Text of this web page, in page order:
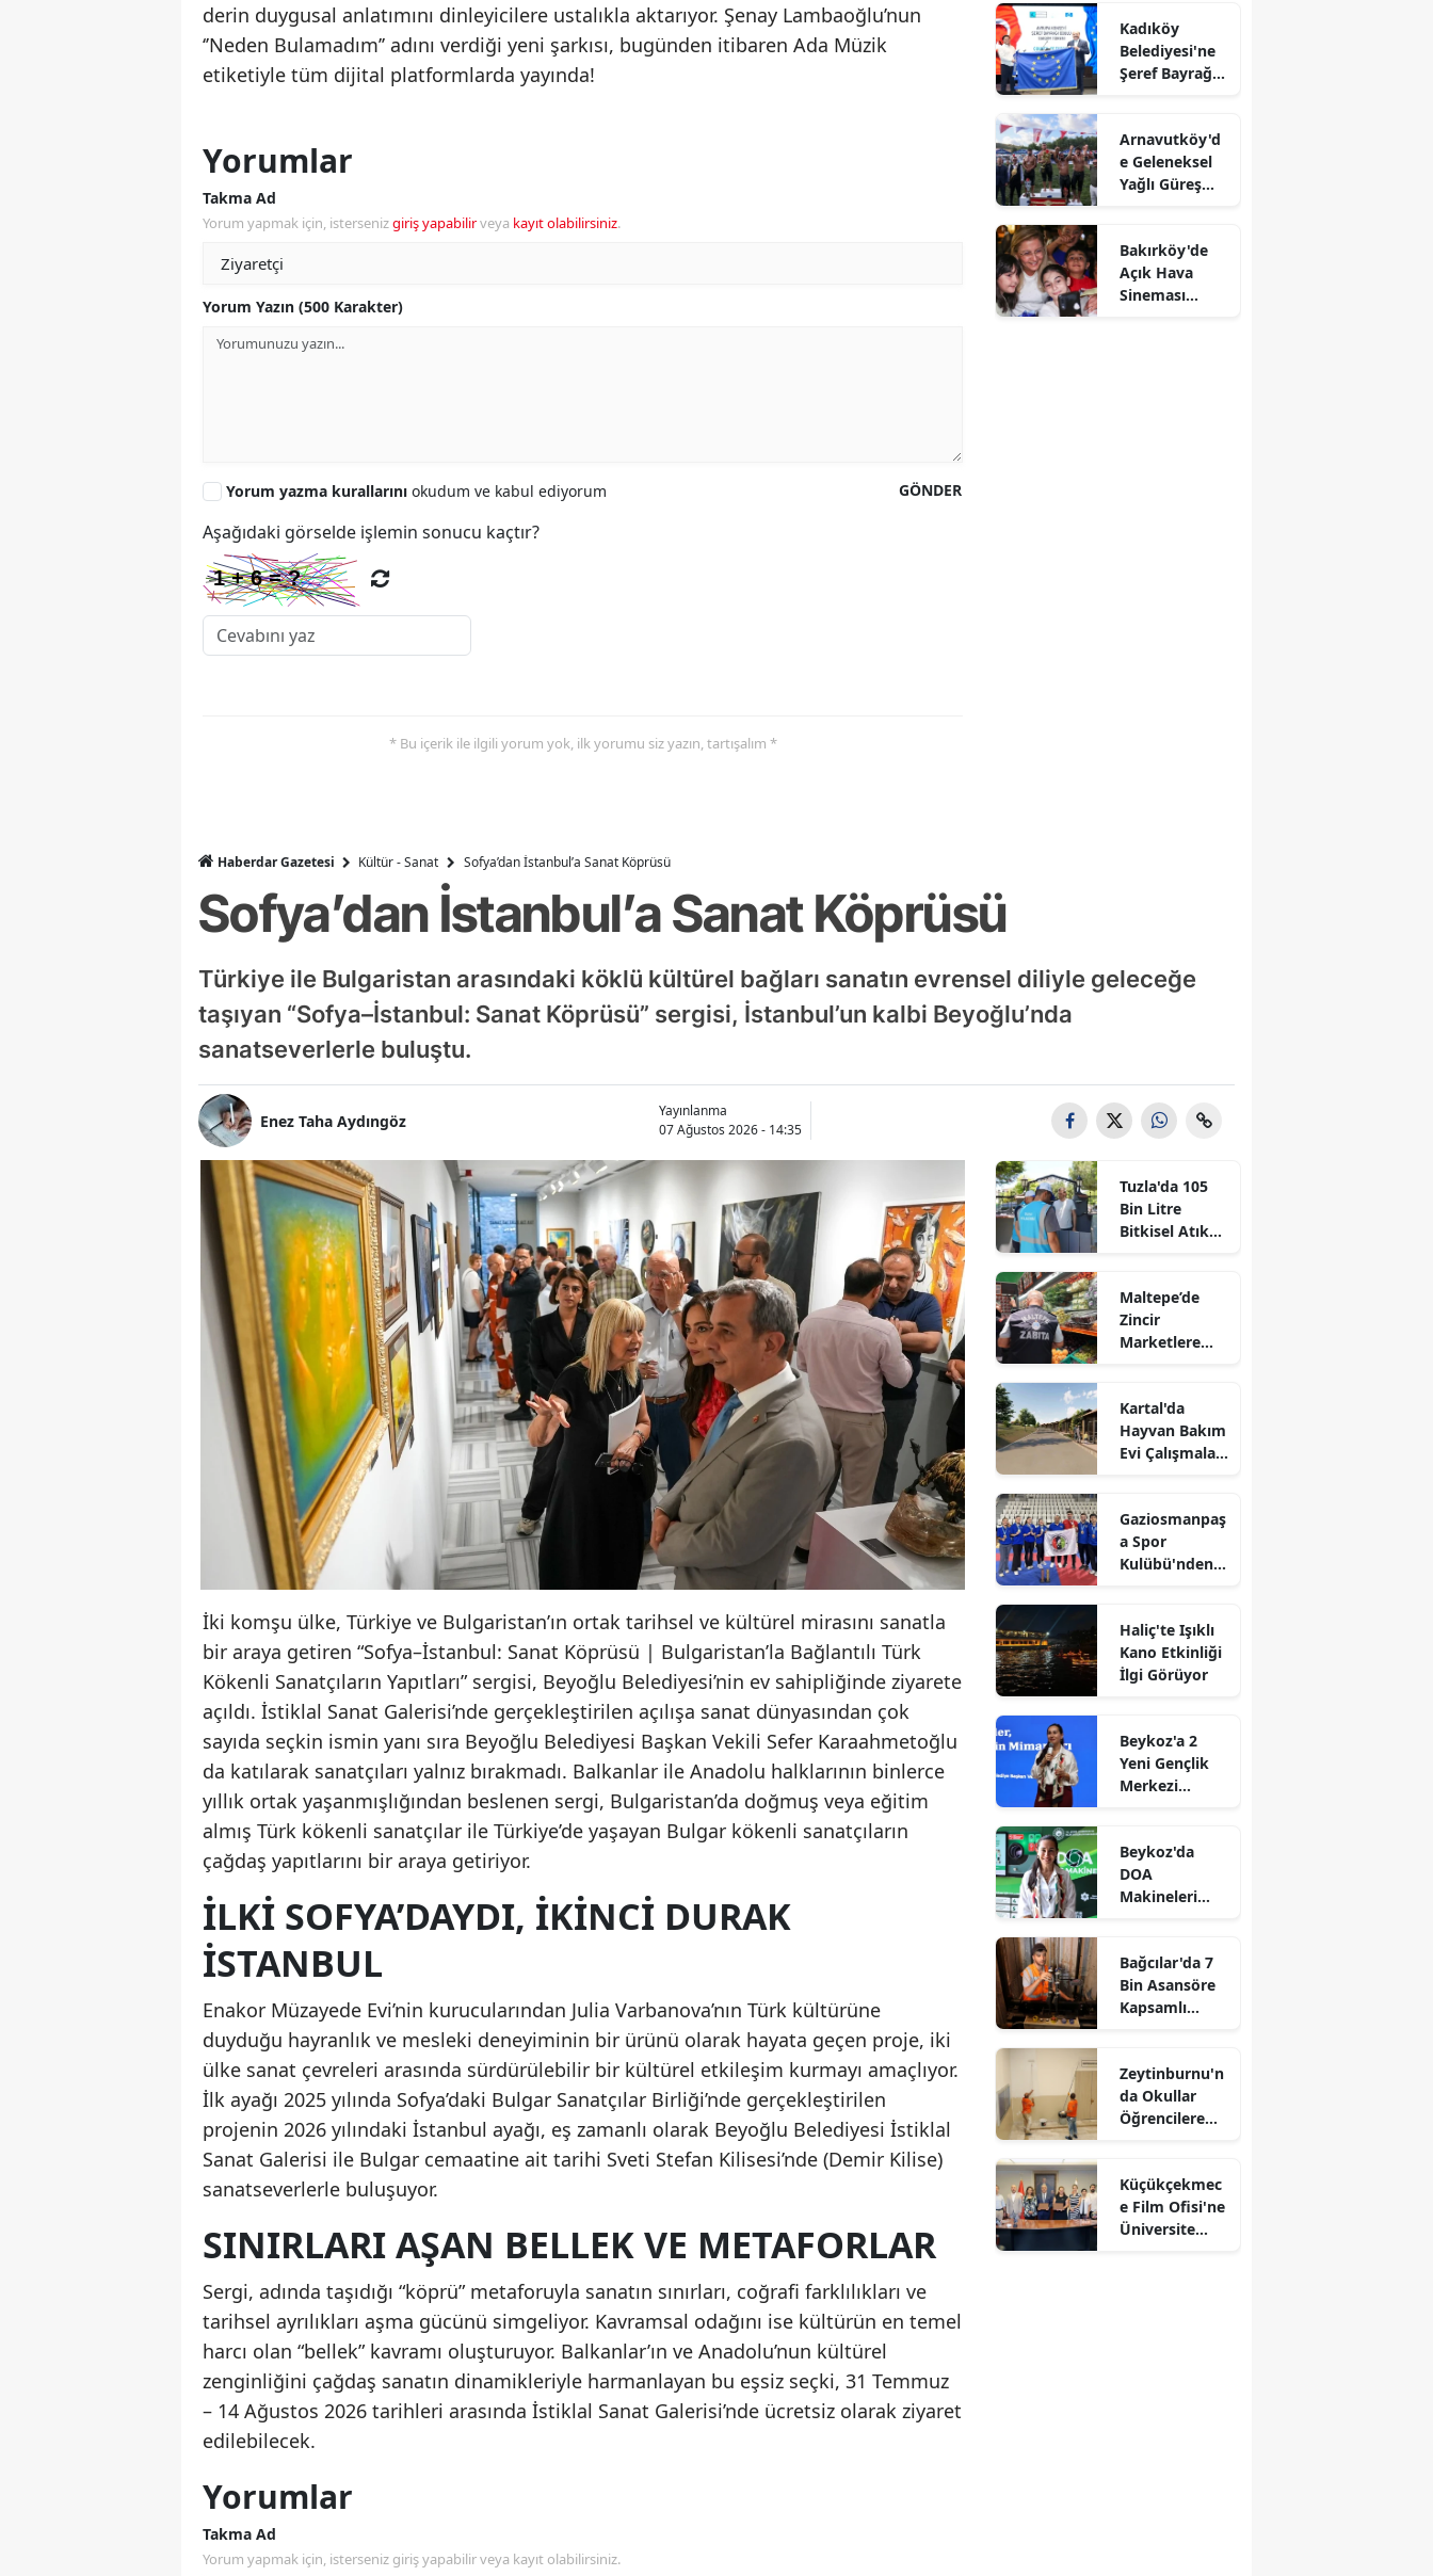
derin duygusal anlatımını dinleyicilere ustalıkla aktarıyor. Şenay Lambaoğlu’nun
‘’Neden Bulamadım’’ adını verdiği yeni şarkısı, bugünden itibaren Ada Müzik
etiketiyle tüm dijital platformlarda yayında!
Yorumlar
Takma Ad
Yorum yapmak için, istersenizgiriş yapabilirveya kayıt olabilirsiniz.
Yorum Yazın (500 Karakter)
GÖNDER
Yorum yazma kurallarını okudum ve kabul ediyorum
Aşağıdaki görselde işlemin sonucu kaçtır?
* Bu içerik ile ilgili yorum yok, ilk yorumu siz yazın, tartışalım *
Kadıköy
Belediyesi'ne
Şeref Bayrağı
Arnavutköy'd
e Geleneksel
Yağlı Güreş
Bakırköy'de
Açık Hava
Sineması
Haberdar Gazetesi Kültür - Sanat Sofya’dan İstanbul’a Sanat Köprüsü
Sofya’dan İstanbul’a Sanat Köprüsü
Türkiye ile Bulgaristan arasındaki köklü kültürel bağları sanatın evrensel diliyle geleceğe
taşıyan “Sofya–İstanbul: Sanat Köprüsü” sergisi, İstanbul’un kalbi Beyoğlu’nda
sanatseverlerle buluştu.
Enez Taha Aydıngöz
Yayınlanma
07 Ağustos 2026 - 14:35
İki komşu ülke, Türkiye ve Bulgaristan’ın ortak tarihsel ve kültürel mirasını sanatla
bir araya getiren “Sofya–İstanbul: Sanat Köprüsü | Bulgaristan’la Bağlantılı Türk
Kökenli Sanatçıların Yapıtları” sergisi, Beyoğlu Belediyesi’nin ev sahipliğinde ziyarete
açıldı. İstiklal Sanat Galerisi’nde gerçekleştirilen açılışa sanat dünyasından çok
sayıda seçkin ismin yanı sıra Beyoğlu Belediyesi Başkan Vekili Sefer Karaahmetoğlu
da katılarak sanatçıları yalnız bırakmadı. Balkanlar ile Anadolu halklarının binlerce
yıllık ortak yaşanmışlığından beslenen sergi, Bulgaristan’da doğmuş veya eğitim
almış Türk kökenli sanatçılar ile Türkiye’de yaşayan Bulgar kökenli sanatçıların
çağdaş yapıtlarını bir araya getiriyor.
İLKİ SOFYA’DAYDI, İKİNCİ DURAK
İSTANBUL
Enakor Müzayede Evi’nin kurucularından Julia Varbanova’nın Türk kültürüne
duyduğu hayranlık ve mesleki deneyiminin bir ürünü olarak hayata geçen proje, iki
ülke sanat çevreleri arasında sürdürülebilir bir kültürel etkileşim kurmayı amaçlıyor.
İlk ayağı 2025 yılında Sofya’daki Bulgar Sanatçılar Birliği’nde gerçekleştirilen
projenin 2026 yılındaki İstanbul ayağı, eş zamanlı olarak Beyoğlu Belediyesi İstiklal
Sanat Galerisi ile Bulgar cemaatine ait tarihi Sveti Stefan Kilisesi’nde (Demir Kilise)
sanatseverlerle buluşuyor.
SINIRLARI AŞAN BELLEK VE METAFORLAR
Sergi, adında taşıdığı “köprü” metaforuyla sanatın sınırları, coğrafi farklılıkları ve
tarihsel ayrılıkları aşma gücünü simgeliyor. Kavramsal odağını ise kültürün en temel
harcı olan “bellek” kavramı oluşturuyor. Balkanlar’ın ve Anadolu’nun kültürel
zenginliğini çağdaş sanatın dinamikleriyle harmanlayan bu eşsiz seçki, 31 Temmuz
– 14 Ağustos 2026 tarihleri arasında İstiklal Sanat Galerisi’nde ücretsiz olarak ziyaret
edilebilecek.
Yorumlar
Takma Ad
Yorum yapmak için, isterseniz giriş yapabilir veya kayıt olabilirsiniz.
Tuzla'da 105
Bin Litre
Bitkisel Atık
Maltepe’de
Zincir
Marketlere
Kartal'da
Hayvan Bakım
Evi Çalışmaları
Gaziosmanpaş
a Spor
Kulübü'nden
Haliç'te Işıklı
Kano Etkinliği
İlgi Görüyor
Beykoz'a 2
Yeni Gençlik
Merkezi
Beykoz'da
DOA
Makineleri
Bağcılar'da 7
Bin Asansöre
Kapsamlı
Zeytinburnu'n
da Okullar
Öğrencilere
Küçükçekmec
e Film Ofisi'ne
Üniversite